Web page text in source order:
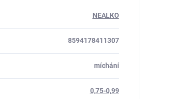
NEALKO
8594178411307
míchání
0,75-0,99